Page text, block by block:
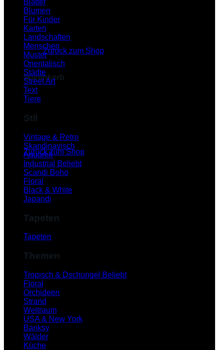
Es befinden sich keine Produkte im Warenkorb.
Zurück zum Shop
Warenkorb
Es befinden sich keine Produkte im Warenkorb.
Zurück zum Shop
Blätter
Blumen
Für Kinder
Karten
Landschaften
Menschen
Muster
Orientalisch
Städte
Street Art
Text
Tiere
Stil
Vintage & Retro
Skandinavisch
Aquarell
Industrial
Scandi Boho
Floral
Black & White
Japandi
Tapeten
Tapeten
Themen
Tropisch & Dschungel
Floral
Orchideen
Strand
Weltraum
USA & New York
Banksy
Wälder
Küche